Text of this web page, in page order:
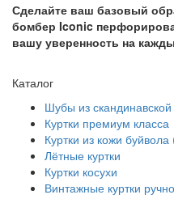
Сделайте ваш базовый
бомбер Iconic
вашу уверенность на
Каталог
Шубы из скандинавской
Куртки премиум класса
Куртки из кожи буйвола
Лётные куртки
Куртки косухи
Винтажные куртки